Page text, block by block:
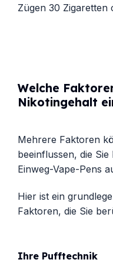
Zügen 30 Zigaretten
Welche
Nikotingehalt
Mehrere Faktoren
beeinflussen, die
Einweg-Vape-Pens
Hier ist ein
Faktoren, die Sie
Ihre Pufftechnik